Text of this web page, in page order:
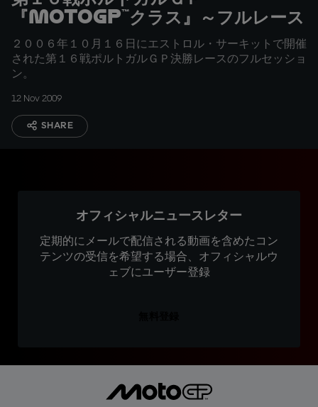
『MotoGP™クラス』～フルレース
２００６年１０月１６日にエストロル・サーキットで開催
された第１６戦ポルトガルＧＰ決勝レースのフルセッショ
ン。
12 Nov 2009
SHARE
オフィシャルニュースレター
定期的にメールで配信される動画を含めたコン
テンツの受信を希望する場合、オフィシャルウ
ェブにユーザー登録